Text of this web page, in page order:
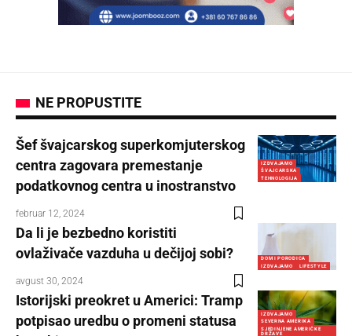
NE PROPUSTITE
IZDVAJAMO
ŠVAJCARSKA
TEHNOLOGIJA
Šef švajcarskog superkomjuterskog
centra zagovara premestanje
podatkovnog centra u inostranstvo
februar 12, 2024
DOM I PORODICA
IZDVAJAMO
LIFESTYLE
Da li je bezbedno koristiti
ovlaživače vazduha u dečijoj sobi?
avgust 30, 2024
IZDVAJAMO
SEVERNA AMERIKA
SJEDINJENE AMERIČKE
DRŽAVE
Istorijski preokret u Americi: Tramp
potpisao uredbu o promeni statusa